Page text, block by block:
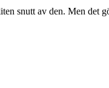
snutt av den. Men det